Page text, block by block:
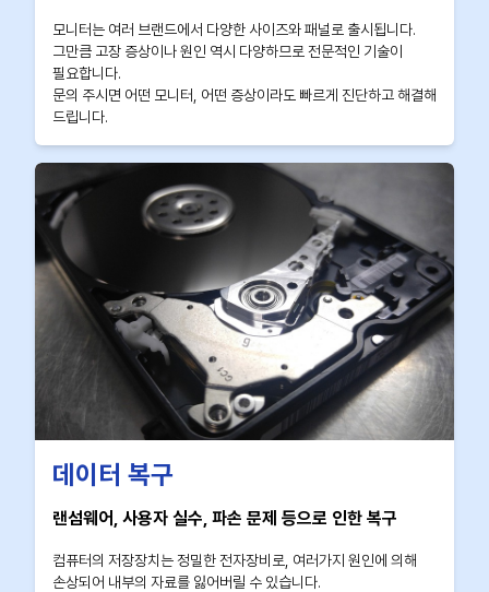
모니터는 여러 브랜드에서 다양한 사이즈와 패널로 출시됩니다.
그만큼 고장 증상이나 원인 역시 다양하므로 전문적인 기술이
필요합니다.
문의 주시면 어떤 모니터, 어떤 증상이라도 빠르게 진단하고 해결해
드립니다.
데이터 복구
랜섬웨어, 사용자 실수, 파손 문제 등으로 인한 복구
컴퓨터의 저장장치는 정밀한 전자장비로, 여러가지 원인에 의해
손상되어 내부의 자료를 잃어버릴 수 있습니다.